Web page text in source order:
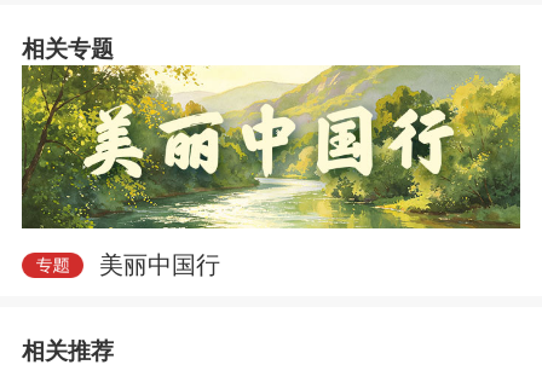
o
相关专题
美丽中国行
相关推荐